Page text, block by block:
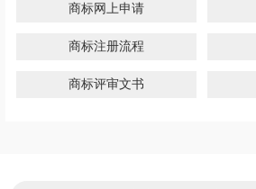
商标网上申请
商标注册流程
商标评审文书